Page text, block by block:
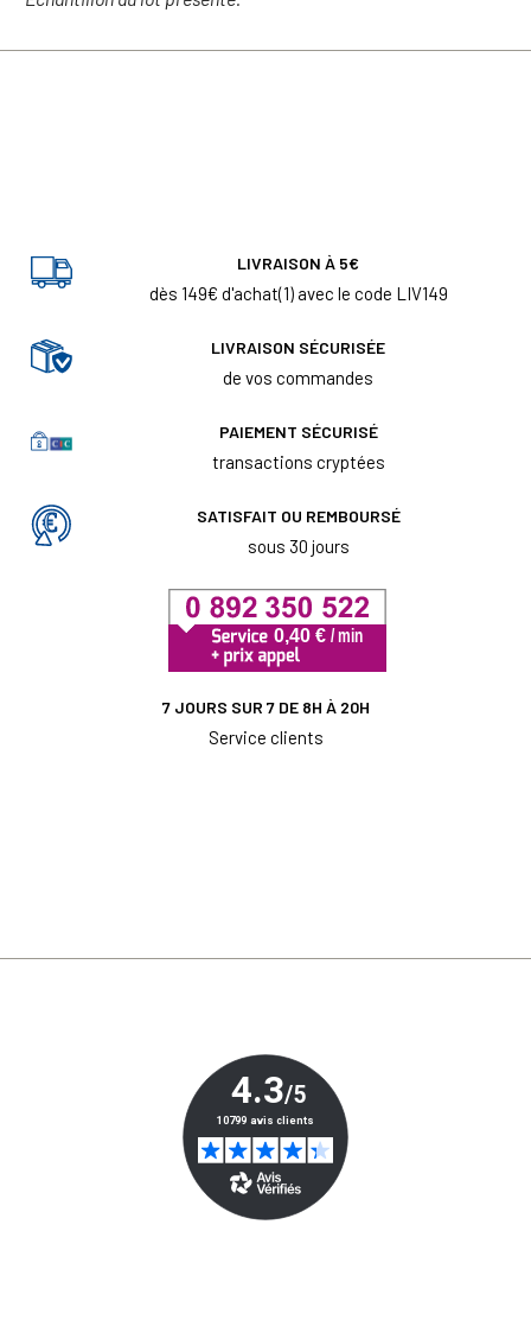
LIVRAISON À 5€
dès 149€ d'achat(1) avec le code LIV149
LIVRAISON SÉCURISÉE
de vos commandes
PAIEMENT SÉCURISÉ
transactions cryptées
SATISFAIT OU REMBOURSÉ
sous 30 jours
7 JOURS SUR 7 DE 8H À 20H
Service clients